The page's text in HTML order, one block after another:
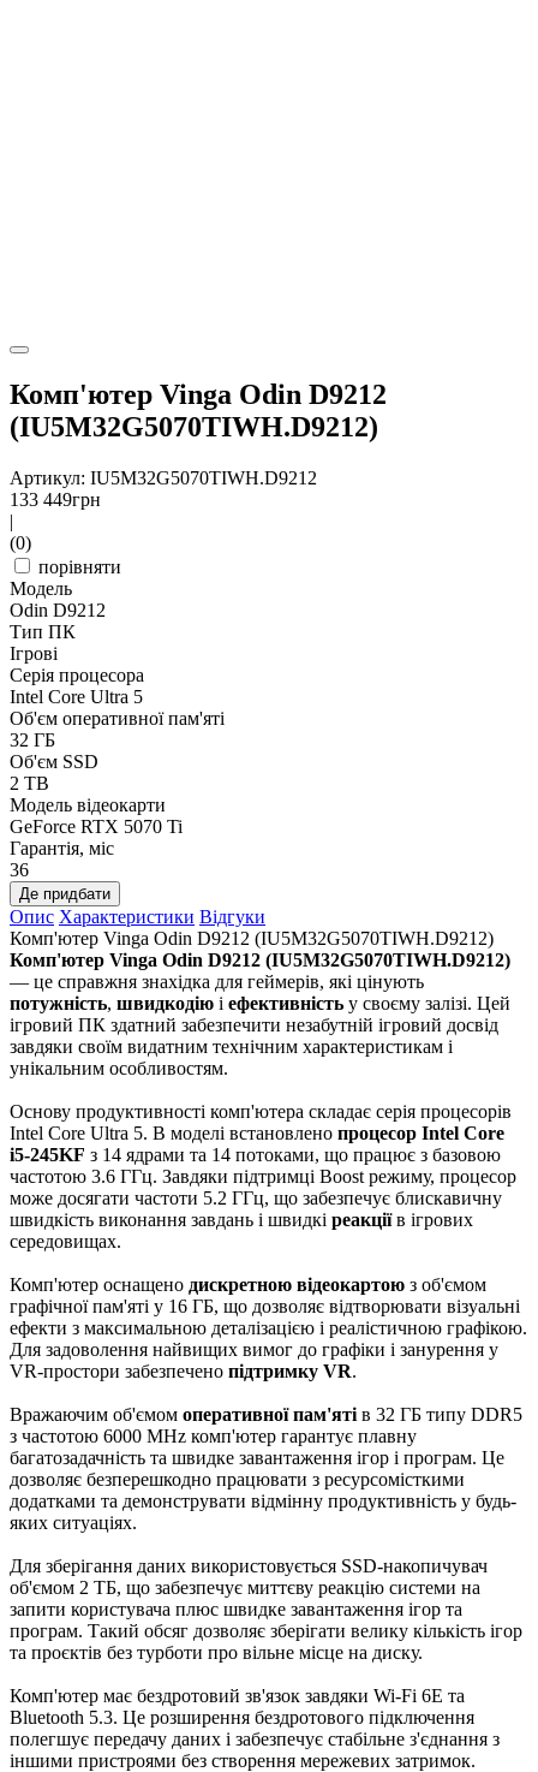
Комп'ютер Vinga Odin D9212
(IU5M32G5070TIWH.D9212)
Артикул: IU5M32G5070TIWH.D9212
133 449грн
|
(0)
порівняти
Модель
Odin D9212
Тип ПК
Ігрові
Серія процесора
Intel Core Ultra 5
Об'єм оперативної пам'яті
32 ГБ
Об'єм SSD
2 TB
Модель відеокарти
GeForce RTX 5070 Ti
Гарантія, міс
36
Де придбати
Опис Характеристики Відгуки
Комп'ютер Vinga Odin D9212 (IU5M32G5070TIWH.D9212)
Комп'ютер Vinga Odin D9212 (IU5M32G5070TIWH.D9212)
— це справжня знахідка для геймерів, які цінують
потужність, швидкодію і ефективність у своєму залізі. Цей
ігровий ПК здатний забезпечити незабутній ігровий досвід
завдяки своїм видатним технічним характеристикам і
унікальним особливостям.
Основу продуктивності комп'ютера складає серія процесорів
Intel Core Ultra 5. В моделі встановлено процесор Intel Core
i5-245KF з 14 ядрами та 14 потоками, що працює з базовою
частотою 3.6 ГГц. Завдяки підтримці Boost режиму, процесор
може досягати частоти 5.2 ГГц, що забезпечує блискавичну
швидкість виконання завдань і швидкі реакціїв ігрових
середовищах.
Комп'ютер оснащено дискретною відеокартою з об'ємом
графічної пам'яті у 16 ГБ, що дозволяє відтворювати візуальні
ефекти з максимальною деталізацією і реалістичною графікою.
Для задоволення найвищих вимог до графіки і занурення у
VR-простори забезпечено підтримку VR.
Вражаючим об'ємом оперативної пам'яті в 32 ГБ типу DDR5
з частотою 6000 MHz комп'ютер гарантує плавну
багатозадачність та швидке завантаження ігор і програм. Це
дозволяє безперешкодно працювати з ресурсомісткими
додатками та демонструвати відмінну продуктивність у будь-
яких ситуаціях.
Для зберігання даних використовується SSD-накопичувач
об'ємом 2 ТБ, що забезпечує миттєву реакцію системи на
запити користувача плюс швидке завантаження ігор та
програм. Такий обсяг дозволяє зберігати велику кількість ігор
та проєктів без турботи про вільне місце на диску.
Комп'ютер має бездротовий зв'язок завдяки Wi-Fi 6E та
Bluetooth 5.3. Це розширення бездротового підключення
полегшує передачу даних і забезпечує стабільне з'єднання з
іншими пристроями без створення мережевих затримок.